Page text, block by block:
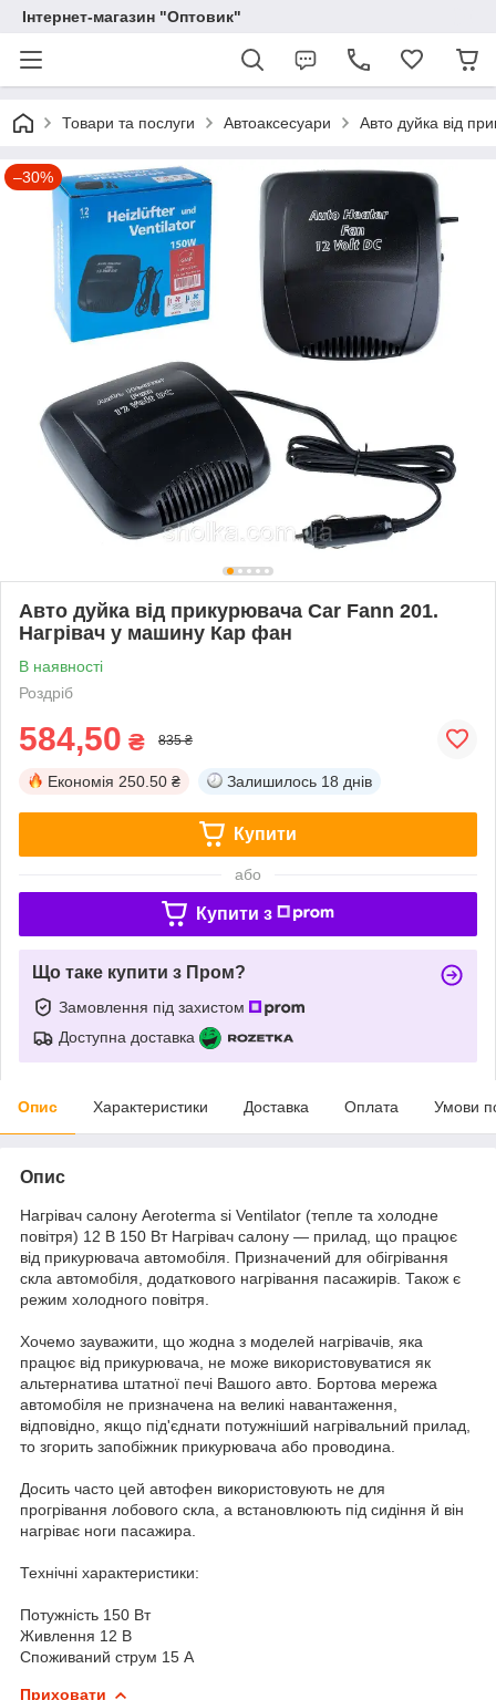
Інтернет-магазин "Оптовик"
Товари та послуги Автоаксесуари Авто дуйка від
–30%
Авто дуйка від прикурювача Car Fann 201.
Нагрівач у машину Кар фан
В наявності
Роздріб
584,50 ₴ 835 ₴
Економія 250.50 ₴ Залишилось 18 днів
Купити
або
Купити з
Що таке купити з Пром?
Замовлення під захистом
Доступна доставка
Опис Характеристики Доставка Оплата Умови
Опис
Нагрівач салону Aeroterma si Ventilator (тепле та холодне
повітря) 12 В 150 Вт Нагрівач салону — прилад, що працює
від прикурювача автомобіля. Призначений для обігрівання
скла автомобіля, додаткового нагрівання пасажирів. Також є
режим холодного повітря.
Хочемо зауважити, що жодна з моделей нагрівачів, яка
працює від прикурювача, не може використовуватися як
альтернатива штатної печі Вашого авто. Бортова мережа
автомобіля не призначена на великі навантаження,
відповідно, якщо під'єднати потужніший нагрівальний прилад,
то згорить запобіжник прикурювача або проводина.
Досить часто цей автофен використовують не для
прогрівання лобового скла, а встановлюють під сидіння й він
нагріває ноги пасажира.
Технічні характеристики:
Потужність 150 Вт
Живлення 12 В
Споживаний струм 15 А
Приховати